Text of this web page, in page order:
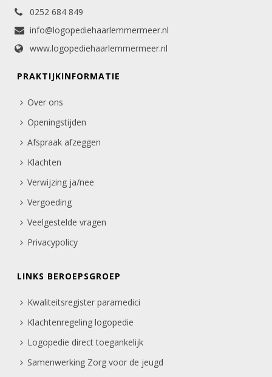
0252 684 849
info@logopediehaarlemmermeer.nl
www.logopediehaarlemmermeer.nl
PRAKTIJKINFORMATIE
Over ons
Openingstijden
Afspraak afzeggen
Klachten
Verwijzing ja/nee
Vergoeding
Veelgestelde vragen
Privacypolicy
LINKS BEROEPSGROEP
Kwaliteitsregister paramedici
Klachtenregeling logopedie
Logopedie direct toegankelijk
Samenwerking Zorg voor de jeugd